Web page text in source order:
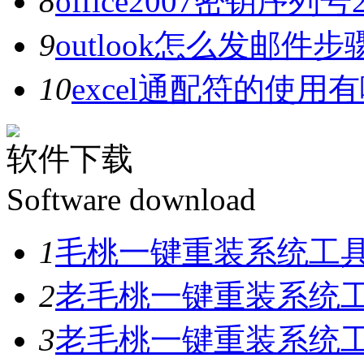
9outlook怎么发邮件步
10excel通配符的使用
软件下载
Software download
1毛桃一键重装系统工
2老毛桃一键重装系统
3老毛桃一键重装系统